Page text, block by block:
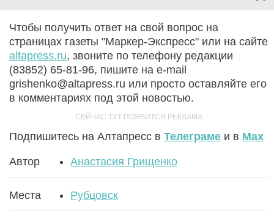
Чтобы получить ответ на свой вопрос на
страницах газеты "Маркер-Экспресс" или на сайте
altapress.ru, звоните по телефону редакции
(83852) 65-81-96, пишите на e-mail
grishenko@altapress.ru или просто оставляйте его
в комментариях под этой новостью.
Подпишитесь на Алтапресс в Телеграме и в Max
Автор Анастасия Грищенко
Места Рубцовск